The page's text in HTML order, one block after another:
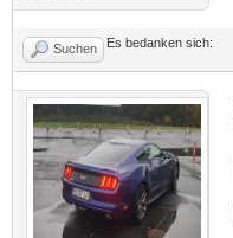
Suchen Es bedanken sich: